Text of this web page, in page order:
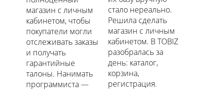
магазин с личным
кабинетом, чтобы
покупатели могли
отслеживать заказы
и получать
гарантийные
талоны. Нанимать
программиста —
стало нереально.
Решила сделать
магазин с личным
кабинетом. В TOBIZ
разобралась за
день: каталог,
корзина,
регистрация.